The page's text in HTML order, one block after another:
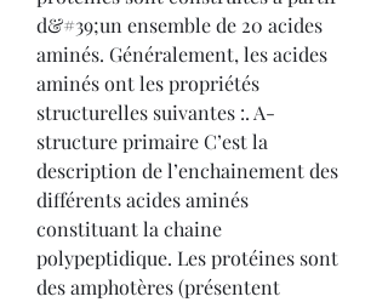
d&#39;un ensemble de 20 acides
aminés. Généralement, les acides
aminés ont les propriétés
structurelles suivantes :. A-
structure primaire C’est la
description de l’enchainement des
différents acides aminés
constituant la chaine
polypeptidique. Les protéines sont
des amphotères (présentent